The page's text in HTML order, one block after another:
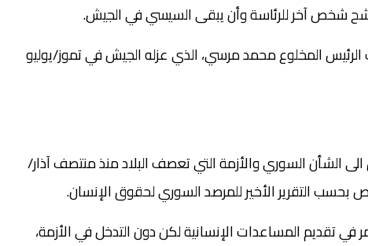
شخص آخر للرئاسة وأن يبقى السيسي في الجيش.
المخلوع محمد مرسي، الذي عزله الجيش في تموز/يوليو
الشأن السوري والأزمة التي تعصف البلاد منذ منتصف آذار/
تقديم المساعدات الإنسانية لكن دون التدخل في الأزمة،